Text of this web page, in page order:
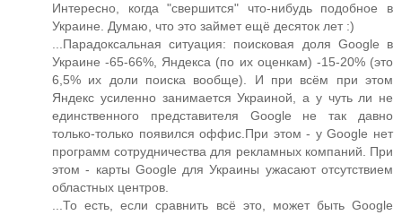
Интересно, когда "свершится" что-нибудь подобное в
Украине. Думаю, что это займет ещё десяток лет :)
...Парадоксальная ситуация: поисковая доля Google в
Украине -65-66%, Яндекса (по их оценкам) -15-20% (это
6,5% их доли поиска вообще). И при всём при этом
Яндекс усиленно занимается Украиной, а у чуть ли не
единственного представителя Google не так давно
только-только появился оффис.При этом - у Google нет
программ сотрудничества для рекламных компаний. При
этом - карты Google для Украины ужасают отсутствием
областных центров.
...То есть, если сравнить всё это, может быть Google